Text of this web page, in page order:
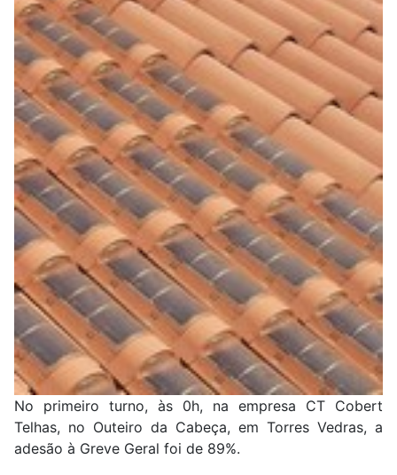
No primeiro turno, às 0h, na empresa CT Cobert
Telhas, no Outeiro da Cabeça, em Torres Vedras, a
adesão à Greve Geral foi de 89%.